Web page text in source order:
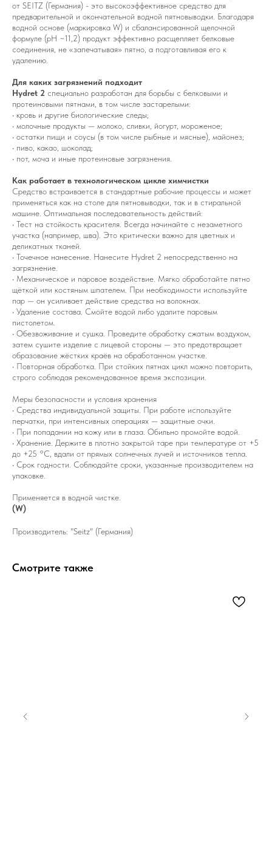
от SEITZ (Германия) - это высокоэффективное средство для
предварительной и окончательной водной пятновыводки. Благодаря
водной основе (маркировка W) и сбалансированной щелочной
формуле (pH ~11,2) продукт эффективно расщепляет белковые
соединения, не «запечатывая» пятно, а подготавливая его к
удалению.
Для каких загрязнений подходит
Hydret 2 специально разработан для борьбы с белковыми и
протеиновыми пятнами, в том числе застарелыми:
• кровь и другие биологические следы;
• молочные продукты — молоко, сливки, йогурт, мороженое;
• остатки пищи и соусы (в том числе рыбные и мясные), майонез;
• пиво, какао, шоколад;
• пот, моча и иные протеиновые загрязнения.
Как работает в технологическом цикле химчистки
Средство встраивается в стандартные рабочие процессы и может
применяться как на столе для пятновыводки, так и в стиральной
машине. Оптимальная последовательность действий:
• Тест на стойкость красителя. Всегда начинайте с незаметного
участка (например, шва). Это критически важно для цветных и
деликатных тканей.
• Точечное нанесение. Нанесите Hydret 2 непосредственно на
загрязнение.
• Механическое и паровое воздействие. Мягко обработайте пятно
щёткой или костяным шпателем. При необходимости используйте
пар — он усиливает действие средства на волокнах.
• Удаление состава. Смойте водой либо удалите паровым
пистолетом.
• Обезвоживание и сушка. Проведите обработку сжатым воздухом,
затем сушите изделие с лицевой стороны — это предотвращает
образование жёстких краёв на обработанном участке.
• Повторная обработка. При стойких пятнах цикл можно повторить,
строго соблюдая рекомендованное время экспозиции.
Меры безопасности и условия хранения
• Средства индивидуальной защиты. При работе используйте
перчатки, при интенсивных операциях — защитные очки.
• При попадании на кожу или в глаза. Обильно промойте водой.
• Хранение. Держите в плотно закрытой таре при температуре от +5
до +25 °C, вдали от прямых солнечных лучей и источников тепла.
• Срок годности. Соблюдайте сроки, указанные производителем на
упаковке.
Применяется в водной чистке.
(W)
Производитель: "Seitz" (Германия)
Смотрите также